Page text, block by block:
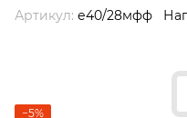
Артикул: е40/28мфф
−5%